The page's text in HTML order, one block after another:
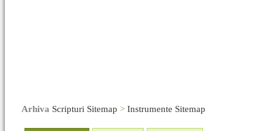
Arhiva Scripturi Sitemap > Instrumente Sitemap